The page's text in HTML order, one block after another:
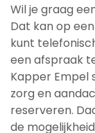
Wil je graag
Dat kan op
kunt
een afspraak
Kapper Empel
zorg en
reserveren.
de